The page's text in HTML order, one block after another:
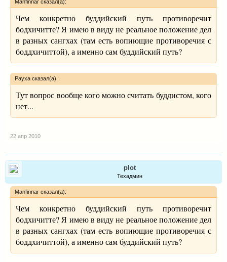
Manfinnar сказал(а):
Чем конкретно буддийский путь противоречит
бодхичитте? Я имею в виду не реальное положение дел
в разных сангхах (там есть вопиющие противоречия с
боддхичиттой), а именно сам буддийский путь?
Рауха сказал(а):
Тут вопрос вообще кого можно считать буддистом, кого
нет...
22 апр 2010
plot
Техадмин
Manfinnar сказал(а):
Чем конкретно буддийский путь противоречит
бодхичитте? Я имею в виду не реальное положение дел
в разных сангхах (там есть вопиющие противоречия с
боддхичиттой), а именно сам буддийский путь?